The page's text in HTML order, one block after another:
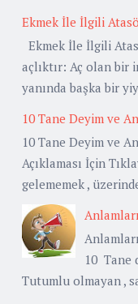
Ekmek İle İlgili
Ekmek İle İlgili
açlıktır: Aç olan bir
yanında başka bir
10 Tane Deyim ve
10 Tane Deyim ve
Açıklaması İçin
gelememek ,
10 Tane
Tutumlu olmayan ,